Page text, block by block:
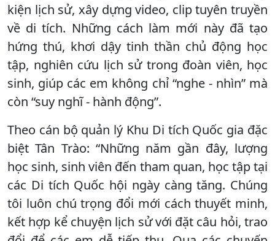
kiện lịch sử, xây dựng video, clip tuyên truyền
về di tích. Những cách làm mới này đã tạo
hứng thú, khơi dậy tinh thần chủ động học
tập, nghiên cứu lịch sử trong đoàn viên, học
sinh, giúp các em không chỉ “nghe - nhìn” mà
còn “suy nghĩ - hành động”.
Theo cán bộ quản lý Khu Di tích Quốc gia đặc
biệt Tân Trào: “Những năm gần đây, lượng
học sinh, sinh viên đến tham quan, học tập tại
các Di tích Quốc hội ngày càng tăng. Chúng
tôi luôn chú trọng đổi mới cách thuyết minh,
kết hợp kể chuyện lịch sử với đặt câu hỏi, trao